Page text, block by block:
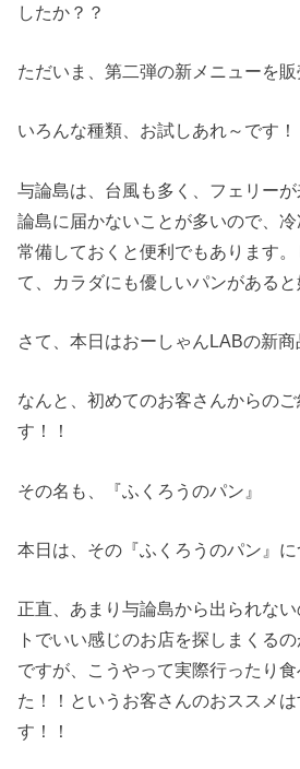
したか？？
ただいま、第二弾の新メニューを販
いろんな種類、お試しあれ～です！
与論島は、台風も多く、フェリー
論島に届かないことが多いので、冷
常備しておくと便利でもあります。
て、カラダにも優しいパンがあると
さて、本日はおーしゃんLABの新商
なんと、初めてのお客さんからの
す！！
その名も、『ふくろうのパン』
本日は、その『ふくろうのパン』に
正直、あまり与論島から出られな
トでいい感じのお店を探しまくる
ですが、こうやって実際行ったり
た！！というお客さんのおススメ
す！！